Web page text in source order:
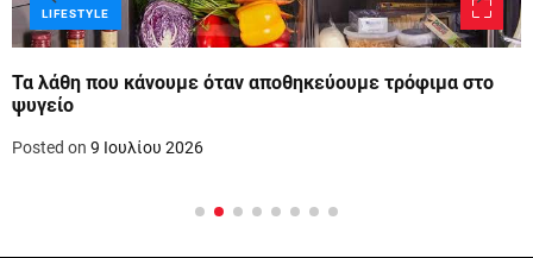
LIFESTYLE
Τα λάθη που κάνουμε όταν αποθηκεύουμε τρόφιμα στο
ψυγείο
Posted on 9 Ιουλίου 2026